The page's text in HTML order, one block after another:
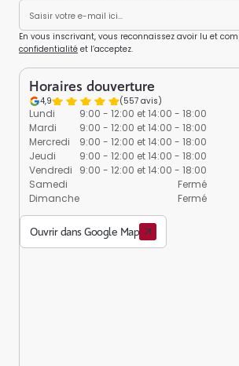
En vous inscrivant, vous reconnaissez avoir lu et
confidentialité et l’acceptez.
Horaires douverture
4,9 (557 avis)
Lundi
Mardi
Mercredi
Jeudi
Vendredi
Samedi
Dimanche
9:00 - 12:00 et 14:00 - 18:00
9:00 - 12:00 et 14:00 - 18:00
9:00 - 12:00 et 14:00 - 18:00
9:00 - 12:00 et 14:00 - 18:00
9:00 - 12:00 et 14:00 - 18:00
Fermé
Fermé
Ouvrir dans Google Map